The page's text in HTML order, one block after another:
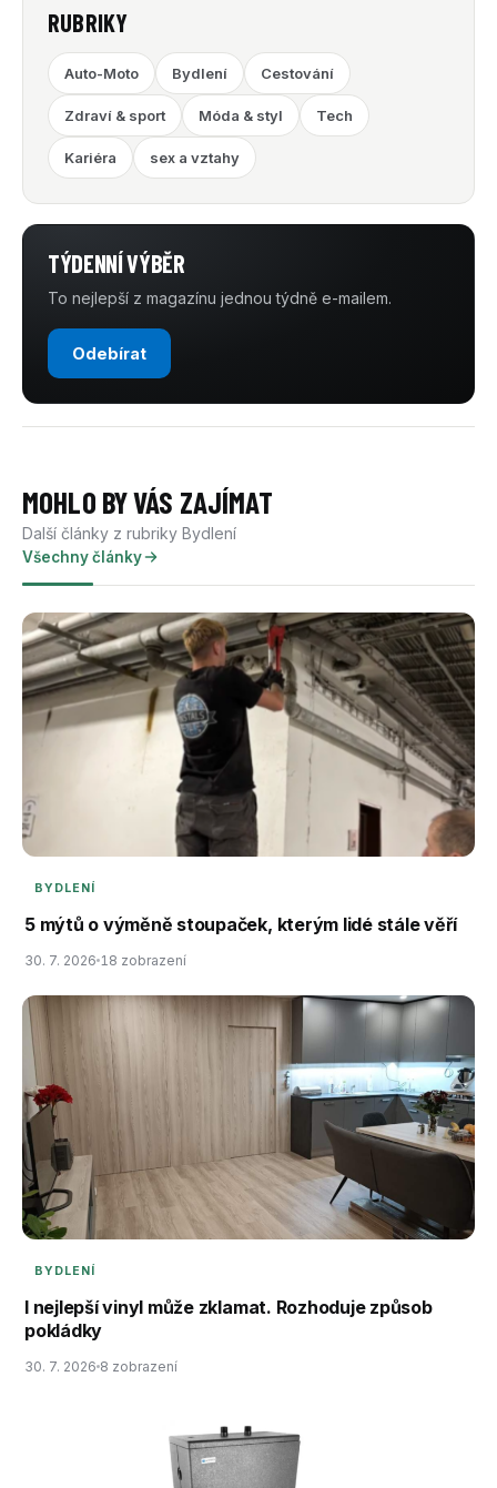
RUBRIKY
Auto-Moto Bydlení Cestování
Zdraví & sport Móda & styl Tech
Kariéra sex a vztahy
TÝDENNÍ VÝBĚR
To nejlepší z magazínu jednou týdně e-mailem.
Odebírat
MOHLO BY VÁS ZAJÍMAT
Další články z rubriky Bydlení
Všechny články
BYDLENÍ
5 mýtů o výměně stoupaček, kterým lidé stále věří
30. 7. 2026 18 zobrazení
BYDLENÍ
I nejlepší vinyl může zklamat. Rozhoduje způsob
pokládky
30. 7. 2026 8 zobrazení